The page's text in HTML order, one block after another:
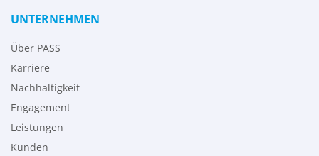
UNTERNEHMEN
Über PASS
Karriere
Nachhaltigkeit
Engagement
Leistungen
Kunden